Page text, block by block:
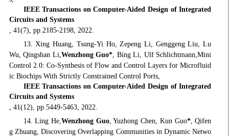
IEEE Transactions on Computer-Aided Design of Integrated
Circuits and Systems
, 41(7), pp.2185-2198, 2022.
13. Xing Huang, Tsung-Yi Ho, Zepeng Li, Genggeng Liu, Lu
Wu, Qingshan Li,Wenzhong Guo*, Bing Li, Ulf Schlichtmann,Mini
Control 2.0: Co-Synthesis of Flow and Control Layers for Microfluid
ic Biochips With Strictly Constrained Control Ports,
IEEE Transactions on Computer-Aided Design of Integrated
Circuits and Systems
, 41(12), pp.5449-5463, 2022.
14. Ling He, Wenzhong Guo, Yuzhong Chen, Kun Guo*, Qifen
g Zhuang, Discovering Overlapping Communities in Dynamic Netwo